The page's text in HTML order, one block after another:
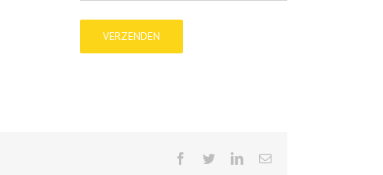
Facebook LinkedInE-